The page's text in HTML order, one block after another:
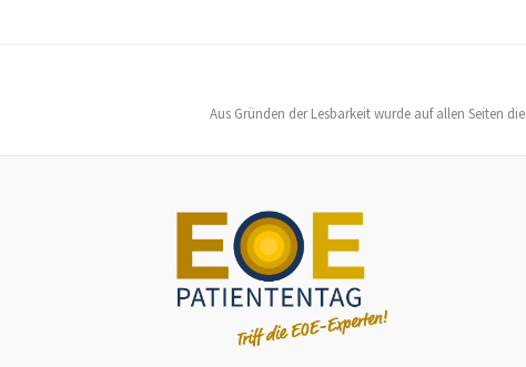
Aus Gründen der Lesbarkeit wurde auf allen Seiten